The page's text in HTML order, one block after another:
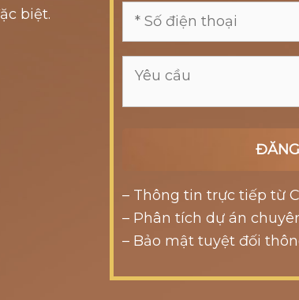
biệt.
– Thông tin trực tiếp từ
– Phân tích dự án
– Bảo mật tuyệt đối